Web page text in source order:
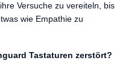
Versuche zu vereiteln, bis
wie Empathie zu
Tastaturen zerstört?